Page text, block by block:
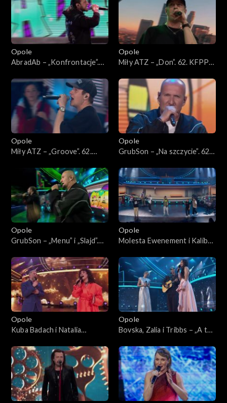
Jedno podwórko”
Opole
AbradAb – „Konfrontacje”.
Jedno podwórko”
Opole
Miły ATZ – „Don”. 62. KFPP:
podwórko”
Opole
Miły ATZ – „Groove”. 62.
Jedno podwórko”
Opole
GrubSon – „Na szczycie”. 62.
Jedno podwórko”
Opole
GrubSon – „Menu” i „Slajd”.
Jedno podwórko”
Opole
Molesta Ewenement i Kaliber
KFPP: Koncert „Hip-hop.
Jedno podwórko”
Opole
Kuba Badach i Natalia
nami”. 62. KFPP: Koncert
„Debiuty”
Opole
Bovska, Zalia i Tribbs – „A ty
Koncert „Debiuty”